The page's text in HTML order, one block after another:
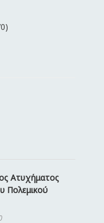
Ατυχήματος
Πολεμικού